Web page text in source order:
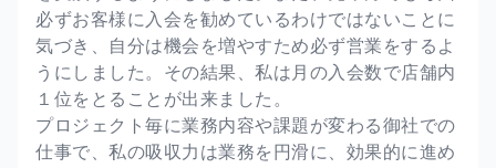
必ずお客様に入会を勧めているわけではないことに
気づき、自分は機会を増やすため必ず営業をするよ
うにしました。その結果、私は月の入会数で店舗内
１位をとることが出来ました。
プロジェクト毎に業務内容や課題が変わる御社での
仕事で、私の吸収力は業務を円滑に、効果的に進め